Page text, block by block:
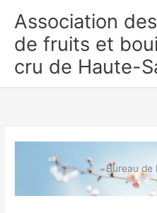
contenu
Association
de fruits et
cru de Haute-
Bureau de